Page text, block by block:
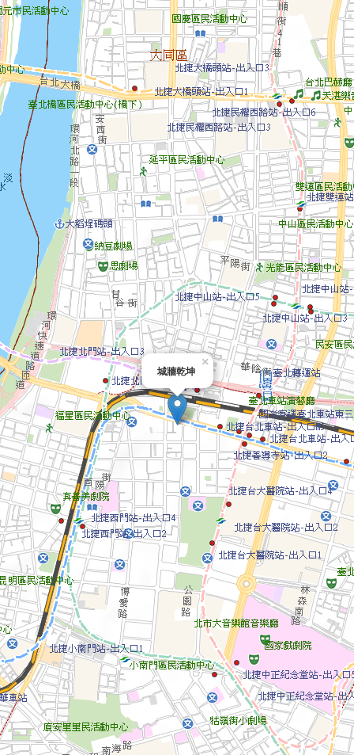
城牆乾坤
×